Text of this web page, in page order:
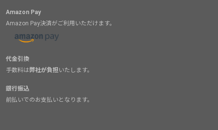
Amazon Pay
Amazon Pay決済がご利用いただけます。
代金引換
手数料は弊社が負担いたします。
銀行振込
前払いでのお支払いとなります。